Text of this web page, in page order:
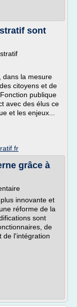
sont
dans la mesure
citoyens et de
publique
avec des élus ce
et les enjeux...
grâce à
innovante et
réforme de la
sont
de
de l'intégration